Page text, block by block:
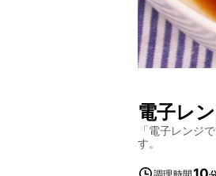
電子レ
「電子レンジ
す。
調理時間